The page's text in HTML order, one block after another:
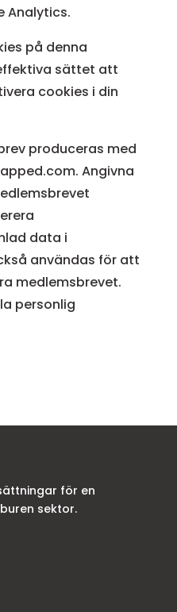
Analytics.
på denna
sättet att
cookies i din
produceras med
Angivna
data i
användas för att
medlemsbrevet.
personlig
för en
sektor.